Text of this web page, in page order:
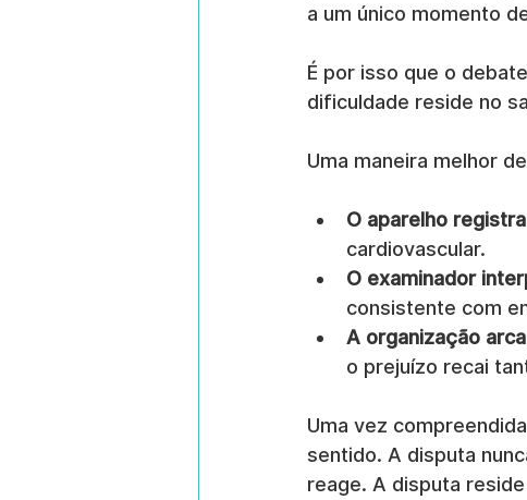
a um único momento
É por isso que o
dificuldade reside no
Uma maneira melhor
O aparelho
cardiovascular.
O examinador
consistente com
A organização
o prejuízo recai
Uma vez
sentido. A disputa
reage. A disputa